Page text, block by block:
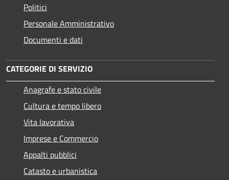
Politici
Personale Amministrativo
Documenti e dati
CATEGORIE DI SERVIZIO
Anagrafe e stato civile
Cultura e tempo libero
Vita lavorativa
Imprese e Commercio
Appalti pubblici
Catasto e urbanistica